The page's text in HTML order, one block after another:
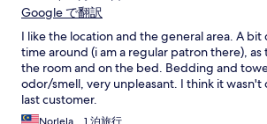
Google で翻訳
I like the location and the general area. A
time around (i am a regular patron there),
the room and on the bed. Bedding and
odor/smell, very unpleasant. I think it
last customer.